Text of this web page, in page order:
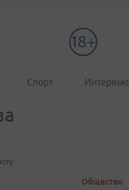
Спорт Интервью
Общество